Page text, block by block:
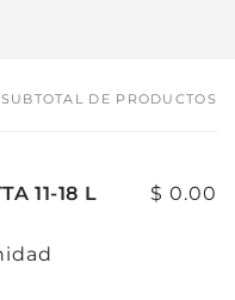
SUBTOTAL DE PRODUCTOS
11-18 L $ 0.00